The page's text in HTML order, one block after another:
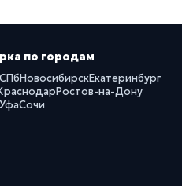
по городам
СПбНовосибирскЕкатеринбург
Ростов-на-Дону
УфаСочи